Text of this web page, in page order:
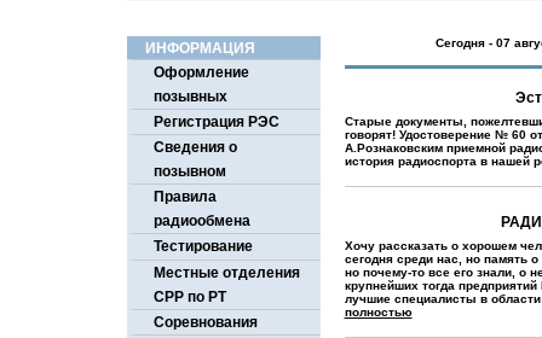
ИНФОРМАЦИЯ
Оформление
позывных
Регистрация РЭС
Сведения о
позывном
Правила
радиообмена
Тестирование
Местные отделения
СРР по РТ
Соревнования
Сегодня - 07
Старые документы,
говорят! Удостоверение № 60
А.Рознаковским приемной
история радиоспорта в нашей
Хочу рассказать о хорошем
сегодня среди нас, но память
но почему-то все его знали, о
крупнейших тогда
лучшие специалисты в
полностью